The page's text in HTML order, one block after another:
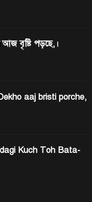
আজ বৃষ্টি পড়ছে,।
aaj bristi porche,
Kuch Toh Bata-